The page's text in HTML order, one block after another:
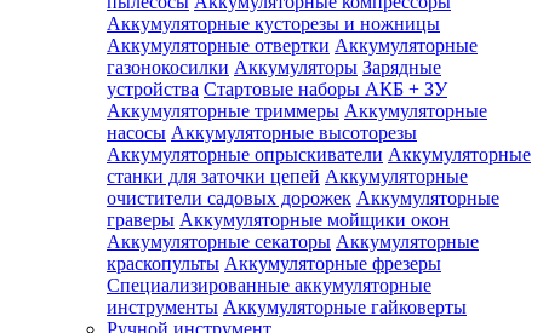
Аккумуляторные кусторезы и ножницы
Аккумуляторные отвертки Аккумуляторные
газонокосилки Аккумуляторы Зарядные
устройства Стартовые наборы АКБ + ЗУ
Аккумуляторные триммеры Аккумуляторные
насосы Аккумуляторные высоторезы
Аккумуляторные опрыскиватели Аккумуляторные
станки для заточки цепей Аккумуляторные
очистители садовых дорожек Аккумуляторные
граверы Аккумуляторные мойщики окон
Аккумуляторные секаторы Аккумуляторные
краскопульты Аккумуляторные фрезеры
Специализированные аккумуляторные
инструменты Аккумуляторные гайковерты
Ручной инструмент